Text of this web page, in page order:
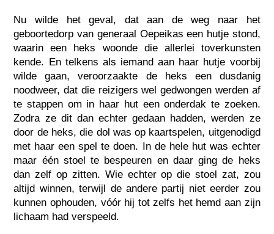
Nu wilde het geval, dat aan de weg naar het
geboortedorp van generaal Oepeikas een hutje stond,
waarin een heks woonde die allerlei toverkunsten
kende. En telkens als iemand aan haar hutje voorbij
wilde gaan, veroorzaakte de heks een dusdanig
noodweer, dat die reizigers wel gedwongen werden af
te stappen om in haar hut een onderdak te zoeken.
Zodra ze dit dan echter gedaan hadden, werden ze
door de heks, die dol was op kaartspelen, uitgenodigd
met haar een spel te doen. In de hele hut was echter
maar één stoel te bespeuren en daar ging de heks
dan zelf op zitten. Wie echter op die stoel zat, zou
altijd winnen, terwijl de andere partij niet eerder zou
kunnen ophouden, vóór hij tot zelfs het hemd aan zijn
lichaam had verspeeld.